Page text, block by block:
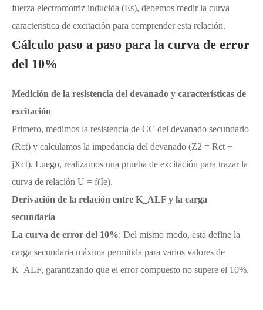
fuerza electromotriz inducida (Es), debemos medir la curva
característica de excitación para comprender esta relación.
Cálculo paso a paso para la curva de error
del 10%
Medición de la resistencia del devanado y características de
excitación
Primero, medimos la resistencia de CC del devanado secundario
(Rct) y calculamos la impedancia del devanado (Z2 = Rct +
jXct). Luego, realizamos una prueba de excitación para trazar la
curva de relación U = f(Ie).
Derivación de la relación entre K_ALF y la carga
secundaria
La curva de error del 10%: Del mismo modo, esta define la
carga secundaria máxima permitida para varios valores de
K_ALF, garantizando que el error compuesto no supere el 10%.